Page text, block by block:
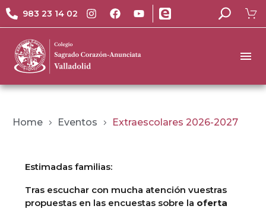
983 23 14 02
Home Eventos Extraescolares 2026-2027
Estimadas familias:
Tras escuchar con mucha atención vuestras
propuestas en las encuestas sobre la oferta